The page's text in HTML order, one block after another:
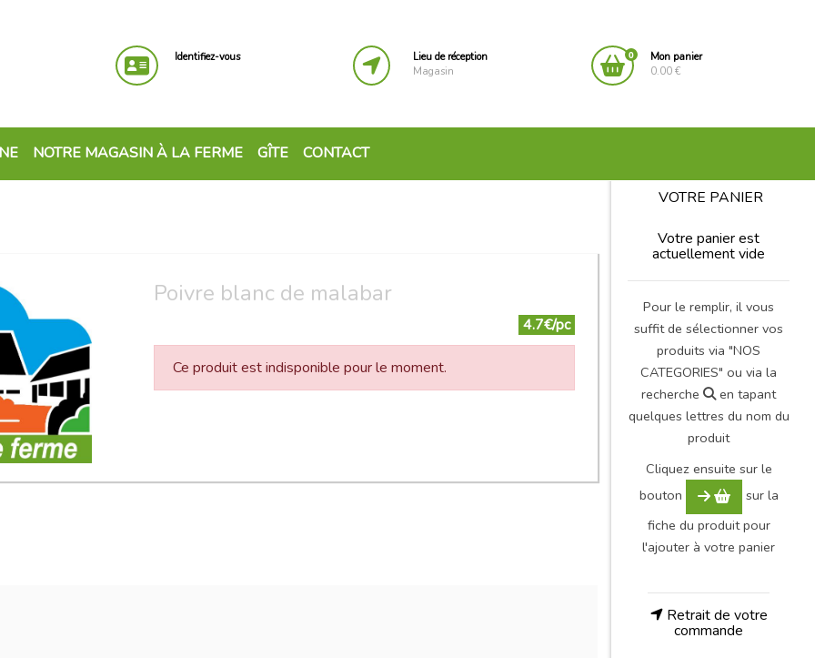
Identifiez-vous
Lieu de réception
Magasin
0
Mon panier
0.00 €
NOTRE MAGASIN À LA FERME GÎTE CONTACT
Poivre blanc de malabar
4.7€/pc
Ce produit est indisponible pour le moment.
VOTRE PANIER
Votre panier est
actuellement vide
Pour le remplir, il vous
suffit de sélectionner vos
produits via "NOS
CATEGORIES" ou via la
recherche
en tapant
quelques lettres du nom du
produit
Cliquez ensuite sur le
bouton
sur la
fiche du produit pour
l'ajouter à votre panier
Retrait de votre
commande